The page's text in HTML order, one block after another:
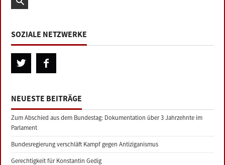
SOZIALE NETZWERKE
NEUESTE BEITRÄGE
Zum Abschied aus dem Bundestag: Dokumentation über 3 Jahrzehnte im
Parlament
Bundesregierung verschläft Kampf gegen Antiziganismus
Gerechtigkeit für Konstantin Gedig